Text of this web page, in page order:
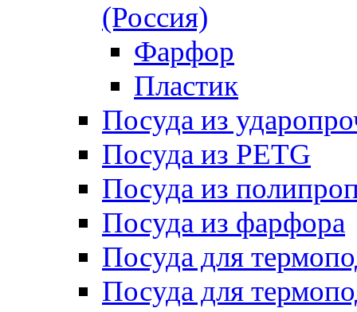
(Россия)
Фарфор
Пластик
Посуда из
Посуда из PETG
Посуда из
Посуда из фарфора
Посуда для
Посуда для